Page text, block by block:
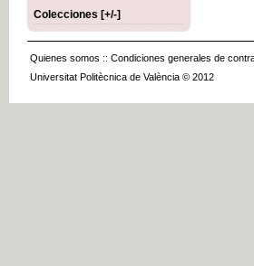
Colecciones [+/-]
Quienes somos :: Condiciones generales de
Universitat Politècnica de València © 2012